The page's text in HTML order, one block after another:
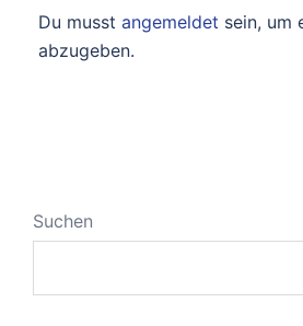
Du musst angemeldet sein, um
abzugeben.
Suchen